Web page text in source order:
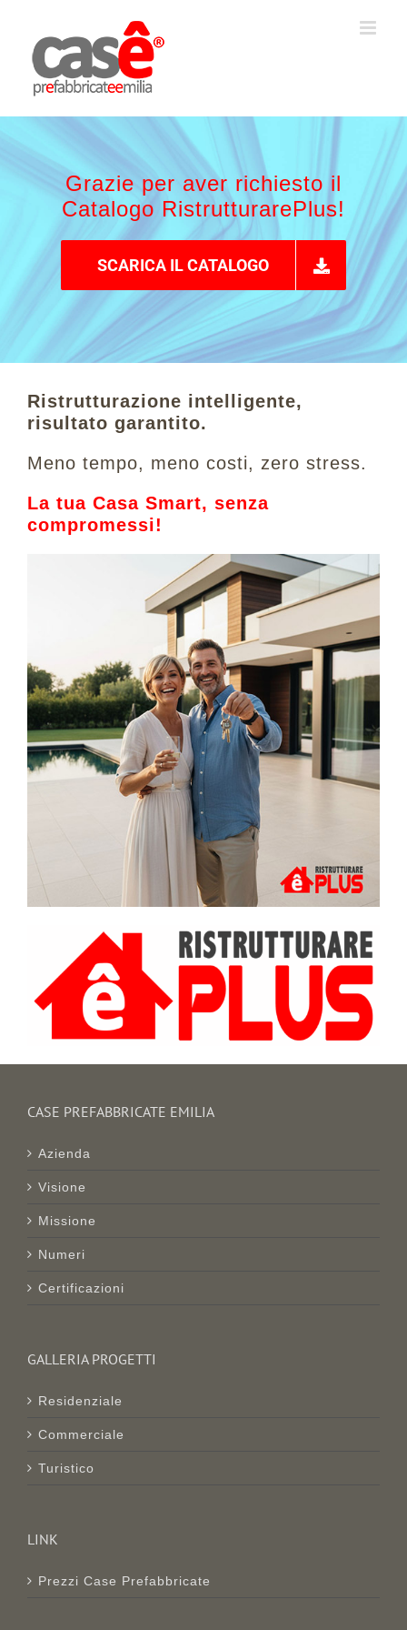
contenuto
Grazie per aver richiesto il
Catalogo RistrutturarePlus!
SCARICA IL CATALOGO
Ristrutturazione intelligente,
risultato garantito.
Meno tempo, meno costi, zero stress.
La tua Casa Smart, senza
compromessi!
CASE PREFABBRICATE EMILIA
Azienda
Visione
Missione
Numeri
Certificazioni
GALLERIA PROGETTI
Residenziale
Commerciale
Turistico
LINK
Prezzi Case Prefabbricate